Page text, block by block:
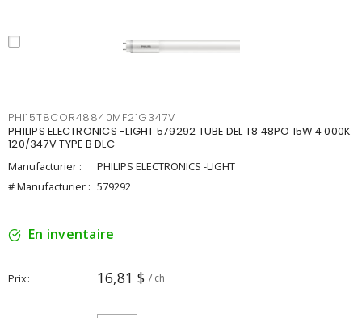
PHI15T8COR48840MF21G347V
PHILIPS ELECTRONICS -LIGHT 579292 TUBE DEL T8 48PO 15W 4 000K
120/347V TYPE B DLC
Manufacturier :
PHILIPS ELECTRONICS -LIGHT
# Manufacturier : 579292
En inventaire
Prix 16,81 $ / ch